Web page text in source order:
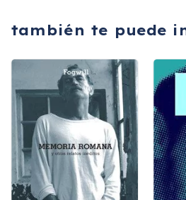
también te puede